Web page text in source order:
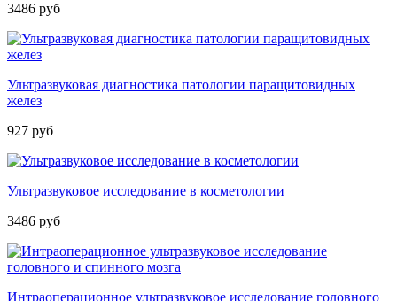
3486 руб
Ультразвуковая диагностика патологии паращитовидных
желез
927 руб
Ультразвуковое исследование в косметологии
3486 руб
Интраоперационное ультразвуковое исследование головного